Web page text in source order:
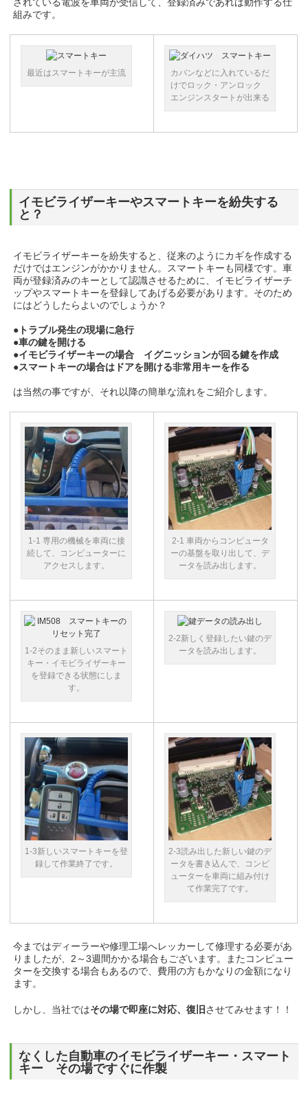
組みです。
最近はスマートキーが主流
カバンなどに入れているだ
けでロック・アンロック
エンジンスタートが出来る
イモビライザーキーやスマートキーを紛失する
と？
イモビライザーキーを紛失すると、従来のようにカギを作成する
だけではエンジンがかかりません。スマートキーも同様です。車
両が登録済みのキーとして認識させるために、イモビライザーチ
ップやスマートキーを登録してあげる必要があります。そのため
にはどうしたらよいのでしょうか？
●トラブル発生の現場に急行
●車の鍵を開ける
●イモビライザーキーの場合 イグニッションが回る鍵を作成
●スマートキーの場合はドアを開ける非常用キーを作る
は当然の事ですが、それ以降の簡単な流れをご紹介します。
1-1 専用の機械を車両に接
続して、コンピューターに
アクセスします。
2-1 車両からコンピュータ
ーの基盤を取り出して、デ
ータを読み出します。
1-2そのまま新しいスマート
キー・イモビライザーキー
を登録できる状態にしま
す。
2-2新しく登録したい鍵のデ
ータを読み出します。
1-3新しいスマートキーを登
録して作業終了です。
2-3読み出した新しい鍵のデ
ータを書き込んで、コンピ
ューターを車両に組み付け
て作業完了です。
今まではディーラーや修理工場へレッカーして修理する必要があ
りましたが、2～3週間かかる場合もございます。またコンピュー
ターを交換する場合もあるので、費用の方もかなりの金額になり
ます。
しかし、当社ではその場で即座に対応、復旧させてみせます！！
なくした自動車のイモビライザーキー・スマート
キー その場ですぐに作製